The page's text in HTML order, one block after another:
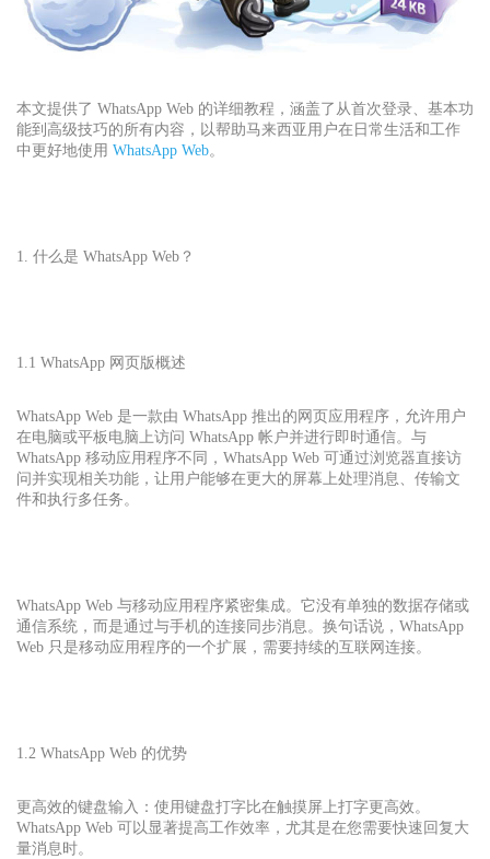
本文提供了 WhatsApp Web 的详细教程，涵盖了从首次登录、基本功
能到高级技巧的所有内容，以帮助马来西亚用户在日常生活和工作
中更好地使用 WhatsApp Web。
1. 什么是 WhatsApp Web？
1.1 WhatsApp 网页版概述
WhatsApp Web 是一款由 WhatsApp 推出的网页应用程序，允许用户
在电脑或平板电脑上访问 WhatsApp 帐户并进行即时通信。与
WhatsApp 移动应用程序不同，WhatsApp Web 可通过浏览器直接访
问并实现相关功能，让用户能够在更大的屏幕上处理消息、传输文
件和执行多任务。
WhatsApp Web 与移动应用程序紧密集成。它没有单独的数据存储或
通信系统，而是通过与手机的连接同步消息。换句话说，WhatsApp
Web 只是移动应用程序的一个扩展，需要持续的互联网连接。
1.2 WhatsApp Web 的优势
更高效的键盘输入：使用键盘打字比在触摸屏上打字更高效。
WhatsApp Web 可以显著提高工作效率，尤其是在您需要快速回复大
量消息时。